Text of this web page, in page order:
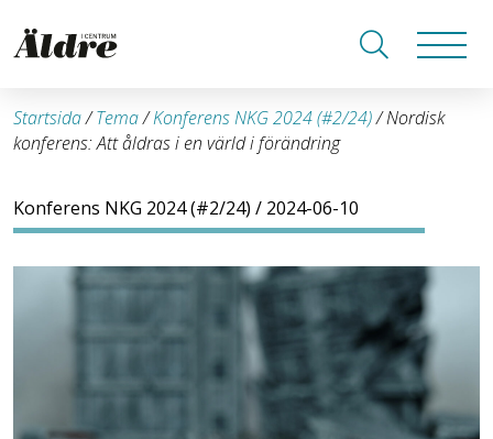
Startsida/Tema/Konferens NKG 2024 (#2/24)/Nordisk
konferens: Att åldras i en värld i förändring
Konferens NKG 2024 (#2/24) / 2024-06-10